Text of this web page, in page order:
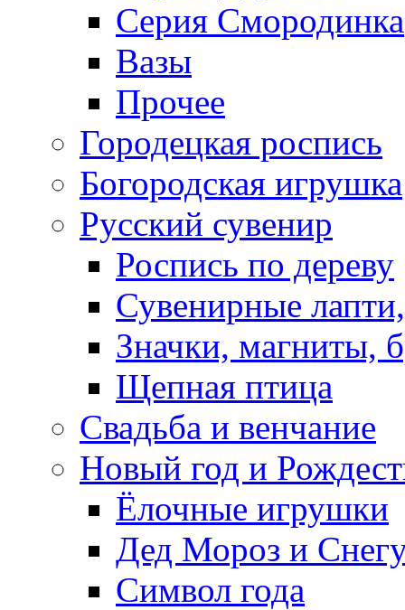
Серия Смородинка
Вазы
Прочее
Городецкая роспись
Богородская игрушка
Русский сувенир
Роспись по дереву
Сувенирные
Значки, магниты,
Щепная птица
Свадьба и венчание
Новый год и
Ёлочные игрушки
Дед Мороз и
Символ года